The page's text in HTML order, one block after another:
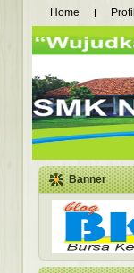
Home Profil
Banner